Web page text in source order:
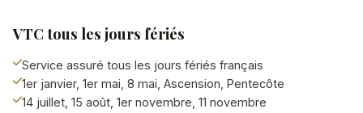
VTC tous les jours fériés
Service assuré tous les jours fériés français
1er janvier, 1er mai, 8 mai, Ascension, Pentecôte
14 juillet, 15 août, 1er novembre, 11 novembre